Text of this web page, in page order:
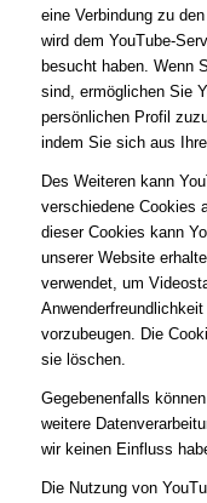
eine Verbindung zu
wird dem YouTube-
besucht haben. Wenn
sind, ermöglichen Sie
persönlichen Profil
indem Sie sich aus
Des Weiteren kann
verschiedene Cookies
dieser Cookies kann
unserer Website
verwendet, um
vorzubeugen. Die
sie löschen.
Gegebenenfalls
weitere
wir keinen Einfluss
Die Nutzung von